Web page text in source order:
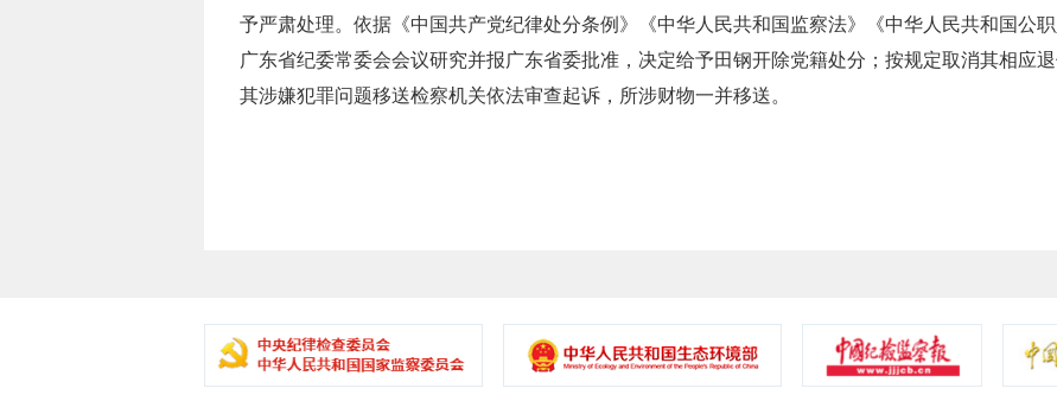
予严肃处理。依据《中国共产党纪律处分条例》《中华人民共和国监察法》《中华人民共和国公
广东省纪委常委会会议研究并报广东省委批准，决定给予田钢开除党籍处分；按规定取消其相应
其涉嫌犯罪问题移送检察机关依法审查起诉，所涉财物一并移送。